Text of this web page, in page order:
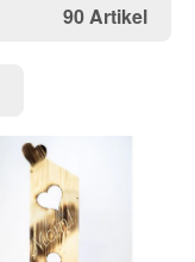
90 Artikel